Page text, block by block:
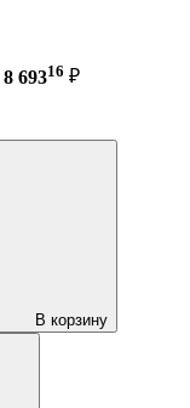
8 69316 ₽
В корзину